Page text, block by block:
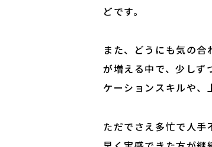
どです。
また、どうにも気の
が増える中で、少しず
ケーションスキルや、
ただでさえ多忙で人